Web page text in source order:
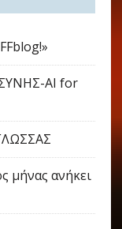
AI for
μήνας ανήκει